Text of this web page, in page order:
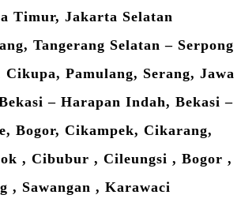
Timur, Jakarta Selatan
Tangerang Selatan – Serpong
Pamulang, Serang, Jawa
– Harapan Indah, Bekasi –
Bogor, Cikampek, Cikarang,
, Cibubur , Cileungsi , Bogor ,
, Sawangan , Karawaci